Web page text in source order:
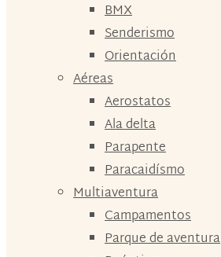
BMX
Senderismo
Orientación
Aéreas
Aerostatos
Ala delta
Parapente
Paracaidísmo
Multiaventura
Campamentos
Parque de aventura